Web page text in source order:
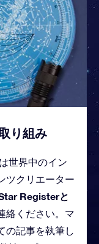
り組み
世界中のイン
ツクリエーター
Registerと
絡ください。マ
の記事を執筆し